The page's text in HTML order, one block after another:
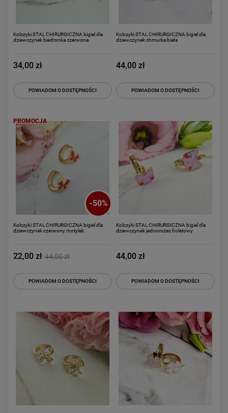
Kolczyki STAL CHIRURGICZNA bigiel dla
dziewczynek biedronka czerwona
34,00 zł
POWIADOM O DOSTĘPNOŚCI
Kolczyki STAL CHIRURGICZNA bigiel dla
dziewczynek chmurka biała
44,00 zł
POWIADOM O DOSTĘPNOŚCI
-50%
Kolczyki STAL CHIRURGICZNA bigiel dla
dziewczynek czerwony motylek
22,00 zł 44,00 zł
POWIADOM O DOSTĘPNOŚCI
PROMOCJA
Kolczyki STAL CHIRURGICZNA bigiel dla
dziewczynek jednorożec fioletowy
44,00 zł
POWIADOM O DOSTĘPNOŚCI